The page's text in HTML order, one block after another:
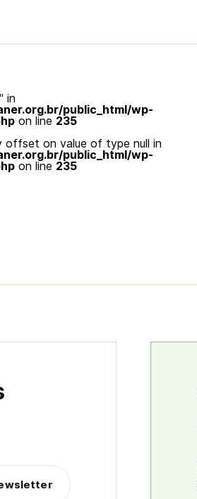
in
public_html/wp-
on line 235
offset on value of type null in
public_html/wp-
on line 235